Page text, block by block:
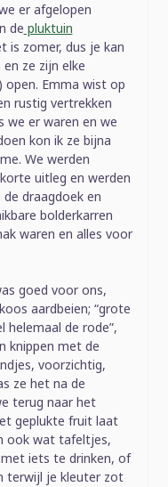
er afgelopen
de pluktuin
is zomer, dus je kan
ze zijn elke
open. Emma wist op
rustig vertrekken
we er waren en we
kon ik ze bijna
We werden
uitleg en werden
draagdoek en
bolderkarren
waren en alles voor
goed voor ons,
aardbeien; “grote
helemaal de rode”,
knippen met de
voorzichtig,
ze het na de
terug naar het
geplukte fruit laat
ook wat tafeltjes,
iets te drinken, of
terwijl je kleuter zot